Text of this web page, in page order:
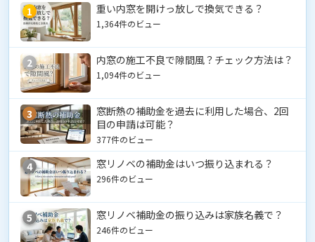
1 重い内窓を開けっ放しで換気できる？
1,364件のビュー
2 内窓の施工不良で隙間風？チェック方法は？
1,094件のビュー
3
窓断熱の補助金を過去に利用した場合、2回
目の申請は可能？
377件のビュー
4 窓リノベの補助金はいつ振り込まれる？
296件のビュー
5 窓リノベ補助金の振り込みは家族名義で？
246件のビュー